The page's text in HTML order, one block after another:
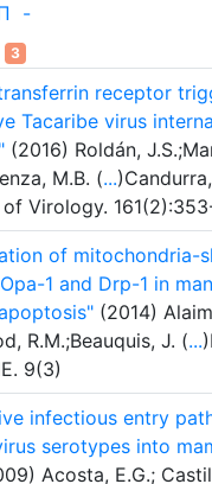
-
3
receptor
Tacaribe virus
(2016) Roldán,
M.B. (...
Virology.
of mitochondria-
1 and Drp-1 in
(2014)
R.M.;Beauquis, J. (...
9(3)
infectious entry
serotypes into
Acosta, E.G.;